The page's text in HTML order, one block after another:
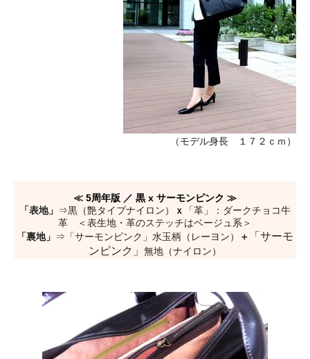
（モデル身長 １７２ｃｍ）
≪ 5周年版 ／ 黒 x サーモンピンク ≫
「表地」 ⇒黒（艶タイプナイロン） ｘ
「革」：ダークチョコ牛
革 ＜表生地・革のステッチはベージュ系＞
「裏地」 ⇒「サーモンピンク」水玉柄（レーヨン） ＋
「サーモ
ンピンク」 無地（ナイロン）